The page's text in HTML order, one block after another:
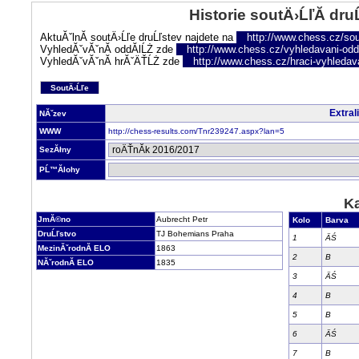
Historie soutÄ›ĹľĂ­
AktuĂˇlnĂ­ soutÄ›Ĺľe druĹľstev najdete na
http://www.chess.cz/
VyhledĂˇvĂˇnĂ­ oddĂ­lĹŻ zde
http://www.chess.cz/vyhledavani-
VyhledĂˇvĂˇnĂ­ hrĂˇÄŤĹŻ zde
http://www.chess.cz/hraci-
SoutÄ›Ĺľe
NĂˇzev
WWW http://chess-results.com/Tnr239247.aspx?lan=5
SezĂłny
PĹ™Ă­lohy
JmĂ©no
Aubrecht Petr
DruĹľstvo
TJ Bohemians Praha
MezinĂˇrodnĂ­ ELO
1863
NĂˇrodnĂ­ ELO
1835
Kolo
Barva
1
ÄŚ
2 B
3 ÄŚ
4 B
5 B
6 ÄŚ
7 B